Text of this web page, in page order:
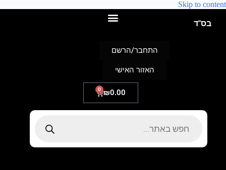
Skip to content
בס"ד
₪0.00
0
התחבר/הרשם
האזור האישי